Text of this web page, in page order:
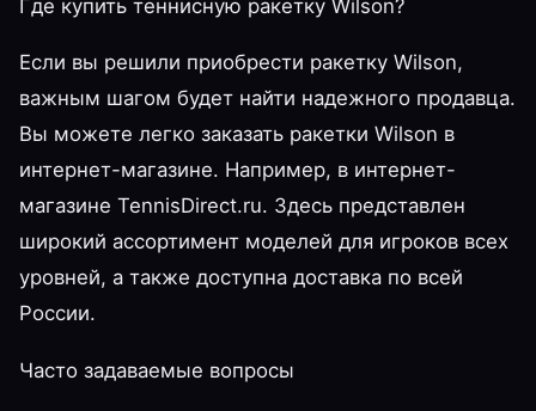
Где купить теннисную ракетку Wilson?
Если вы решили приобрести ракетку Wilson,
важным шагом будет найти надежного продавца.
Вы можете легко заказать ракетки Wilson в
интернет-магазине. Например, в интернет-
магазине TennisDirect.ru. Здесь представлен
широкий ассортимент моделей для игроков всех
уровней, а также доступна доставка по всей
России.
Часто задаваемые вопросы